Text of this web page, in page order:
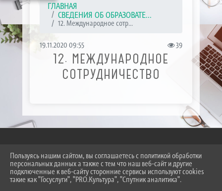
ГЛАВНАЯ
СВЕДЕНИЯ ОБ ОБРАЗОВАТЕ...
12. Международное сотр...
19.11.2020 09:55 39
12. МЕЖДУНАРОДНОЕ
СОТРУДНИЧЕСТВО
2026 Г. SKT-ESSENTUKI.RU
ВХОД
КАРТА САЙТА
Пользуясь нашим сайтом, вы соглашаетесь с политикой обработки
персональных данных а также с тем что наш веб-сайт и другие
подключенные к веб-сайту сторонние сервисы используют cookies
такие как "Госуслуги", "PRO.Культура", "Спутник аналитика".